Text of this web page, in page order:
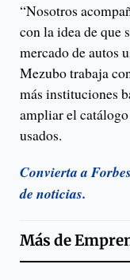
“Nosotros
con la idea de que
mercado de autos
Mezubo trabaja
más instituciones
ampliar el
usados.
Convierta a
de noticias.
Más de